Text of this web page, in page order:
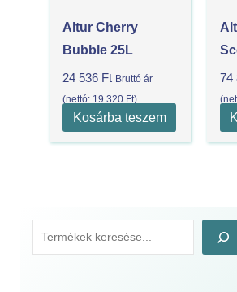
Altur Cherry
Bubble 25L
24 536 Ft Bruttó ár
(nettó: 19 320 Ft)
Kosárba teszem
74